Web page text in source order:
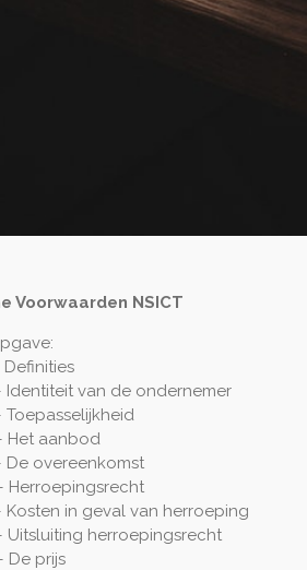
Voorwaarden NSICT
Definities
Identiteit van de ondernemer
Toepasselijkheid
Het aanbod
De overeenkomst
Herroepingsrecht
Kosten in geval van herroeping
Uitsluiting herroepingsrecht
De prijs